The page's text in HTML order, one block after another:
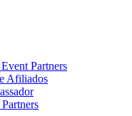
Partners
Afiliados